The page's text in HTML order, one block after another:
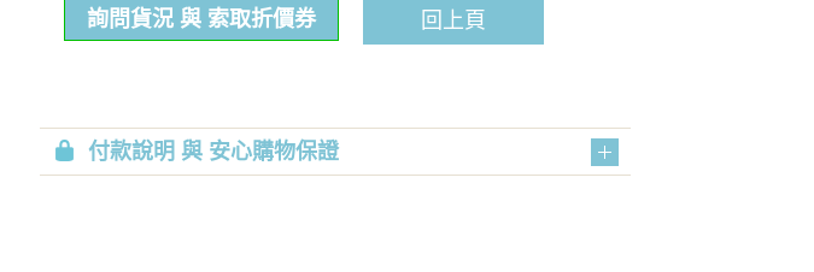
詢問貨況 與 索取折價券 回上頁
付款說明 與 安心購物保證